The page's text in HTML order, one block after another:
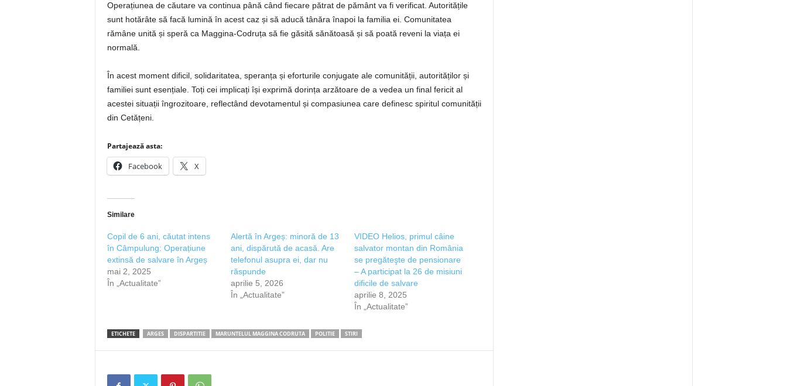
Operațiunea de căutare va continua până când fiecare pătrat de pământ va fi verificat. Autoritățile
sunt hotărâte să facă lumină în acest caz și să aducă tânăra înapoi la familia ei. Comunitatea
rămâne unită și speră ca Maggina-Codruța să fie găsită sănătoasă și să poată reveni la viața ei
normală.
În acest moment dificil, solidaritatea, speranța și eforturile conjugate ale comunității, autorităților și
familiei sunt esențiale. Toți cei implicați își exprimă dorința arzătoare de a vedea un final fericit al
acestei situații îngrozitoare, reflectând devotamentul și compasiunea care definesc spiritul comunității
din Cetățeni.
Partajează asta:
Facebook X
Similare
Copil de 6 ani, căutat intens
în Câmpulung: Operațiune
extinsă de salvare în Argeș
mai 2, 2025
În „Actualitate”
Alertă în Argeș: minoră de 13
ani, dispărută de acasă. Are
telefonul asupra ei, dar nu
răspunde
aprilie 5, 2026
În „Actualitate”
VIDEO Helios, primul câine
salvator montan din România
se pregăteşte de pensionare
– A participat la 26 de misiuni
dificile de salvare
aprilie 8, 2025
În „Actualitate”
ETICHETE ARGES DISPARTITIE MARUNTELUL MAGGINA CODRUTA POLITIE STIRI